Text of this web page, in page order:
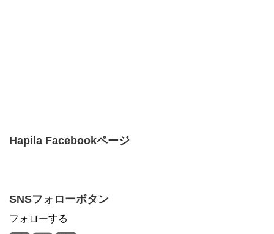
Hapila Facebookページ
SNSフォローボタン
フォローする